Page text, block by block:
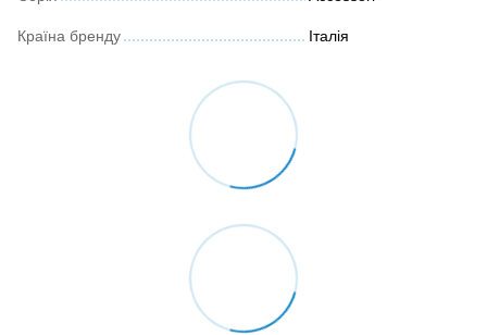
Країна бренду Італія